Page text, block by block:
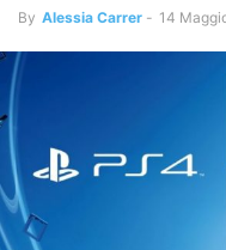
By Alessia Carrer - 14